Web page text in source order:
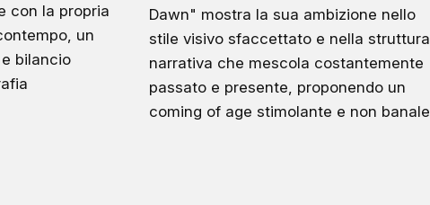
con la propria
un
bilancio
Dawn" mostra la sua ambizione nello
stile visivo sfaccettato e nella struttura
narrativa che mescola costantemente
passato e presente, proponendo un
coming of age stimolante e non banale